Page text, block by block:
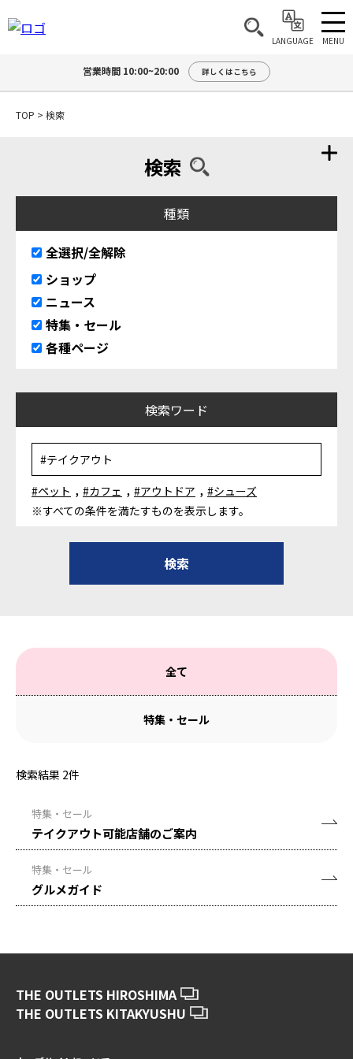
LANGUAGE MENU
営業時間 10:00~20:00 詳しくはこちら
TOP > 検索
検索
種類
全選択/全解除
ショップ
ニュース
特集・セール
各種ページ
検索ワード
#ペット , #カフェ , #アウトドア , #シューズ
※すべての条件を満たすものを表示します。
全て
特集・セール
検索結果 2件
特集・セール
テイクアウト可能店舗のご案内
特集・セール
グルメガイド
THE OUTLETS HIROSHIMA
THE OUTLETS KITAKYUSHU